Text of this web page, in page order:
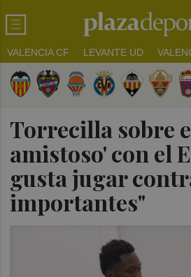
VALENCIA CF LEVANTE UD
Torrecilla sobre
amistoso' con el
gusta jugar
importantes"